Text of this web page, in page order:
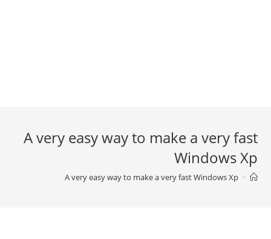
A very easy way to make a very fast
Windows Xp
>
A very easy way to make a very fast Windows Xp